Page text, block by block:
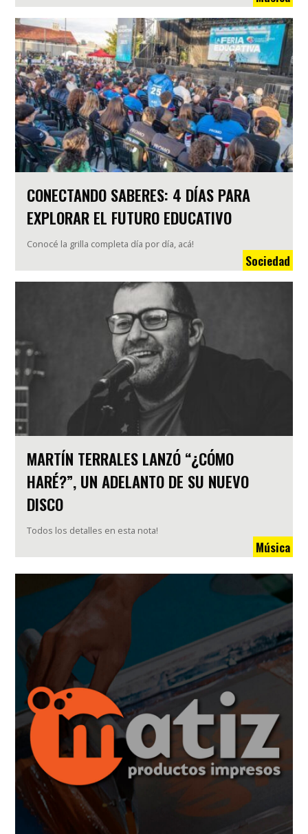
CONECTANDO SABERES: 4 DÍAS PARA
EXPLORAR EL FUTURO EDUCATIVO
Conocé la grilla completa día por día, acá!
Sociedad
MARTÍN TERRALES LANZÓ “¿CÓMO
HARÉ?”, UN ADELANTO DE SU NUEVO
DISCO
Todos los detalles en esta nota!
Música